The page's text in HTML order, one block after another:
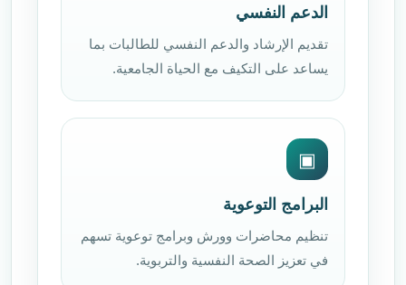
الدعم النفسي
تقديم الإرشاد والدعم النفسي للطالبات بما
يساعد على التكيف مع الحياة الجامعية.
▣
البرامج التوعوية
تنظيم محاضرات وورش وبرامج توعوية تسهم
في تعزيز الصحة النفسية والتربوية.